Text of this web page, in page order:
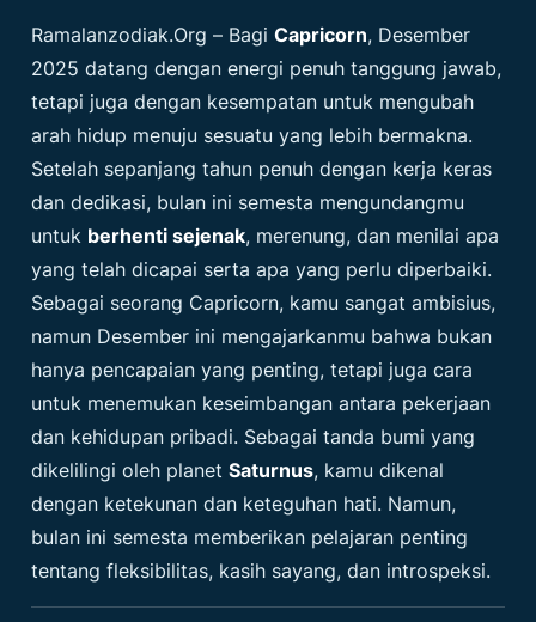
Ramalanzodiak.org – BagiCapricorn, Desember
2025 datang dengan energi penuh tanggung jawab,
tetapi juga dengan kesempatan untuk mengubah
arah hidup menuju sesuatu yang lebih bermakna.
Setelah sepanjang tahun penuh dengan kerja keras
dan dedikasi, bulan ini semesta mengundangmu
untuk berhenti sejenak, merenung, dan menilai apa
yang telah dicapai serta apa yang perlu diperbaiki.
Sebagai seorang Capricorn, kamu sangat ambisius,
namun Desember ini mengajarkanmu bahwa bukan
hanya pencapaian yang penting, tetapi juga cara
untuk menemukan keseimbangan antara pekerjaan
dan kehidupan pribadi. Sebagai tanda bumi yang
dikelilingi oleh planetSaturnus, kamu dikenal
dengan ketekunan dan keteguhan hati. Namun,
bulan ini semesta memberikan pelajaran penting
tentang fleksibilitas, kasih sayang, dan introspeksi.